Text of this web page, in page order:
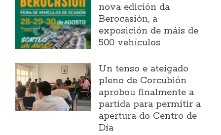
nova edición da
Berocasión, a
exposición de máis de
500 vehículos
Un tenso e ateigado
pleno de Corcubión
aprobou finalmente a
partida para permitir a
apertura do Centro de
Día